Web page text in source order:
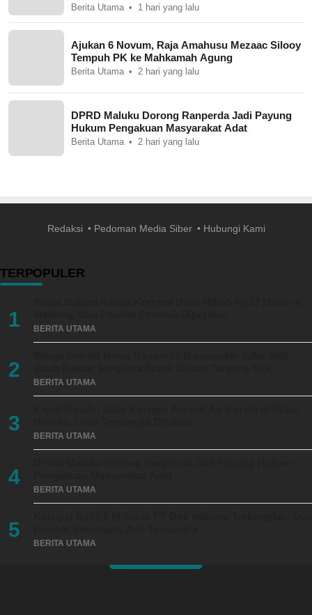
Berita Utama 1 hari yang lalu
Ajukan 6 Novum, Raja Amahusu Mezaac Silooy
Tempuh PK ke Mahkamah Agung
Berita Utama 2 hari yang lalu
DPRD Maluku Dorong Ranperda Jadi Payung
Hukum Pengakuan Masyarakat Adat
Berita Utama 2 hari yang lalu
Redaksi Pedoman Media Siber Hubungi Kami
TERPOPULER
1 BERITA UTAMA
2
BERITA UTAMA
3
BERITA UTAMA
4
BERITA UTAMA
5
BERITA UTAMA